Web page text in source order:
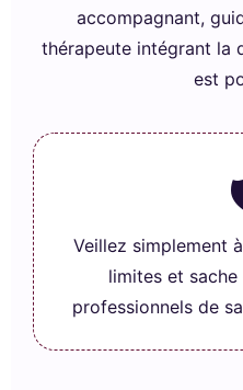
accompagnant,
thérapeute intégrant la
est
Veillez simplement
limites et
professionnels de